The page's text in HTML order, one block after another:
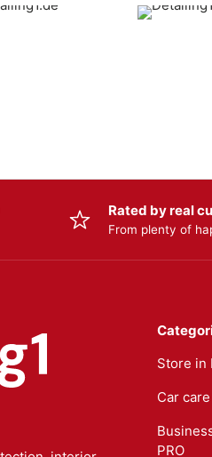
Rated by real
From plenty of
Store in
Car
PRO